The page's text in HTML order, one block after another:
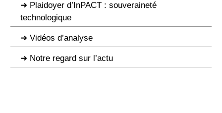
Plaidoyer d’InPACT : souveraineté
technologique
Vidéos d’analyse
Notre regard sur l’actu